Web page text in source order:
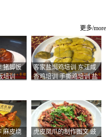
更多/more
猪脚饭
培训
客家盐焗鸡培训 东江咸
香鸡培训 手撕鸡培训 盐
麻皮烧
虎皮凤爪的制作图文 豉